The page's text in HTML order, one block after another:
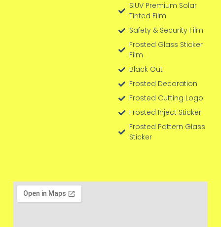
SIUV Premium Solar
Tinted Film
Safety & Security Film
Frosted Glass Sticker
Film
Black Out
Frosted Decoration
Frosted Cutting Logo
Frosted Inject Sticker
Frosted Pattern Glass
Sticker